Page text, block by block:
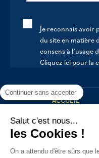
Je reconnais avoir
du site en matière
consens à l’usage
Cliquez ici pour la
ACCUEIL
VOTRE MAIRIE
VOTRE QUOTIDIEN
AU FIL DE LA VIE
Continuer sans accepter
Salut c'est nous...
les Cookies !
On a attendu d'être sûrs que